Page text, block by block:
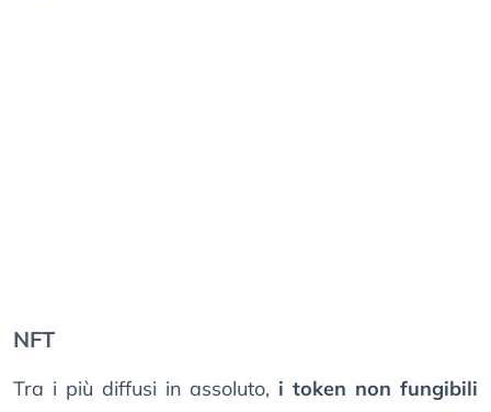
NFT
Tra i più diffusi in assoluto, i token non fungibili